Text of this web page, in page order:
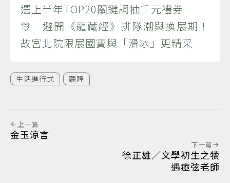
選上半年TOP20關鍵詞抽千元禮券
🎊 避開《龍藏經》排隊潮與換展期！
故宮北院限展國寶與「滑冰」更精采
生活進行式 聽障
上一篇
金玉涼言
下一篇
徐正雄／文學初生之犢
遇瘂弦老師